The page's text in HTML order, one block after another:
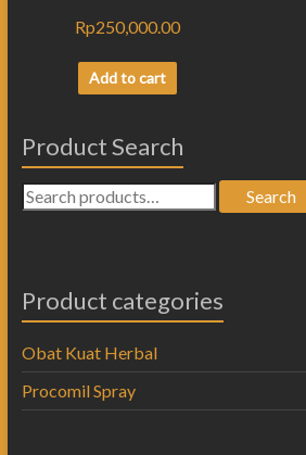
Rp250,000.00
Add to cart
Product Search
Search
Product categories
Obat Kuat Herbal
Procomil Spray